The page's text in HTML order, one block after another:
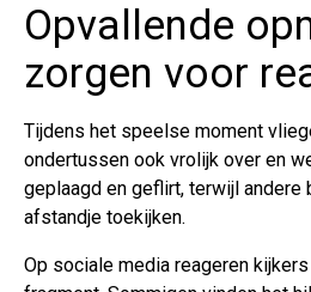
Opvallende
zorgen voor
Tijdens het speelse moment
ondertussen ook vrolijk over en
geplaagd en geflirt, terwijl andere
afstandje toekijken.
Op sociale media reageren